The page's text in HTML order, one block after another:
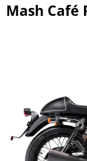
Mash Café